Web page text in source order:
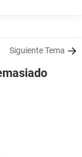
Siguiente Tema